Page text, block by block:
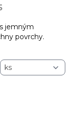
jemným
povrchy.